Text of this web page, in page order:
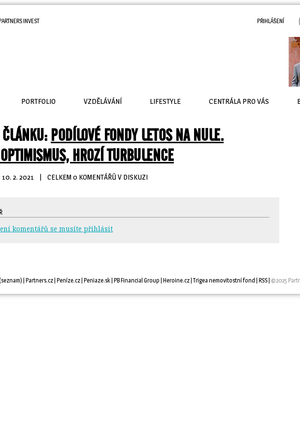
PODÍLOVÉ FONDY LETOS NA NULE.
HROZÍ TURBULENCE
10. 2. 2021 | CELKEM 0 KOMENTÁŘŮ V DISKUZI
komentářů se musíte přihlásit
INVEST PŘIHLÁŠENÍ
PORTFOLIO VZDĚLÁVÁNÍ LIFESTYLE CENTRÁLA PRO VÁS
seznam) | Partners.cz Peníze.cz Peniaze.sk PB Financial Group Heroine.cz | Trigea nemovitostní fond RSS ©2025